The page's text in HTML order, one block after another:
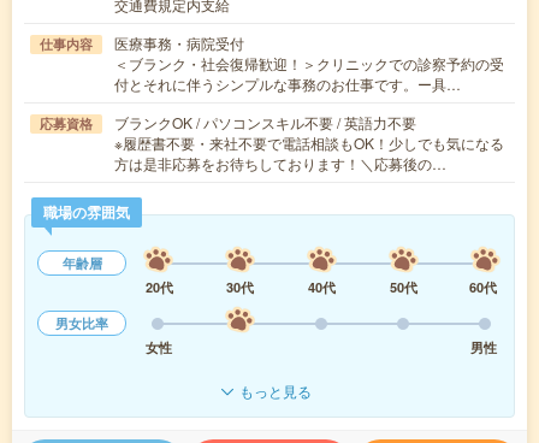
交通費規定内支給
仕事内容
医療事務・病院受付
＜ブランク・社会復帰歓迎！＞クリニックでの診察予約の受
付とそれに伴うシンプルな事務のお仕事です。ー具…
応募資格
ブランクOK / パソコンスキル不要 / 英語力不要
※履歴書不要・来社不要で電話相談もOK！少しでも気になる
方は是非応募をお待ちしております！＼応募後の…
職場の雰囲気
年齢層
20代
30代 40代 50代
60代
男女比率
女性
男性
もっと見る